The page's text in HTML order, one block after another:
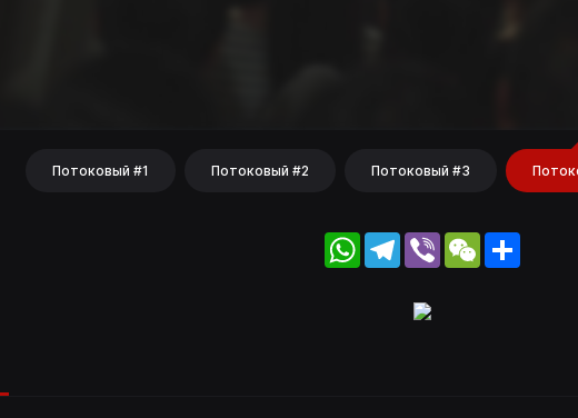
Потоковый #1 Потоковый #2 Потоковый #3
WhatsApp
Telegram
Viber WeChat